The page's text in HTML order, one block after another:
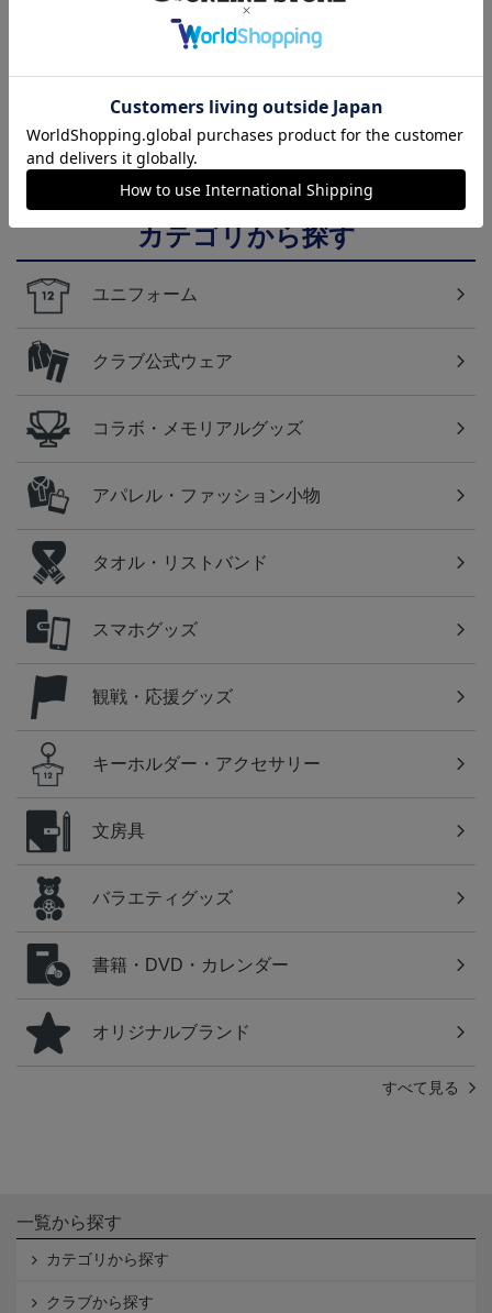
FC東京 ソウブレイズ
タオルマフラー
2,500円
FC東京 ピカチュウ タ
オルマフラー
2,500円
ラー
2,200円
カテゴリから探す
ユニフォーム
クラブ公式ウェア
コラボ・メモリアルグッズ
アパレル・ファッション小物
タオル・リストバンド
スマホグッズ
観戦・応援グッズ
キーホルダー・アクセサリー
文房具
バラエティグッズ
書籍・DVD・カレンダー
オリジナルブランド
すべて見る
一覧から探す
カテゴリから探す
クラブから探す